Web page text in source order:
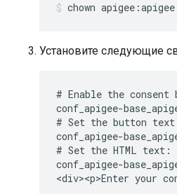
chown
Установите следующие
# Enable the consent
conf_apigee-
# Set the button
conf_apigee-
# Set the HTML text:
conf_apigee-
<div><p>Enter your